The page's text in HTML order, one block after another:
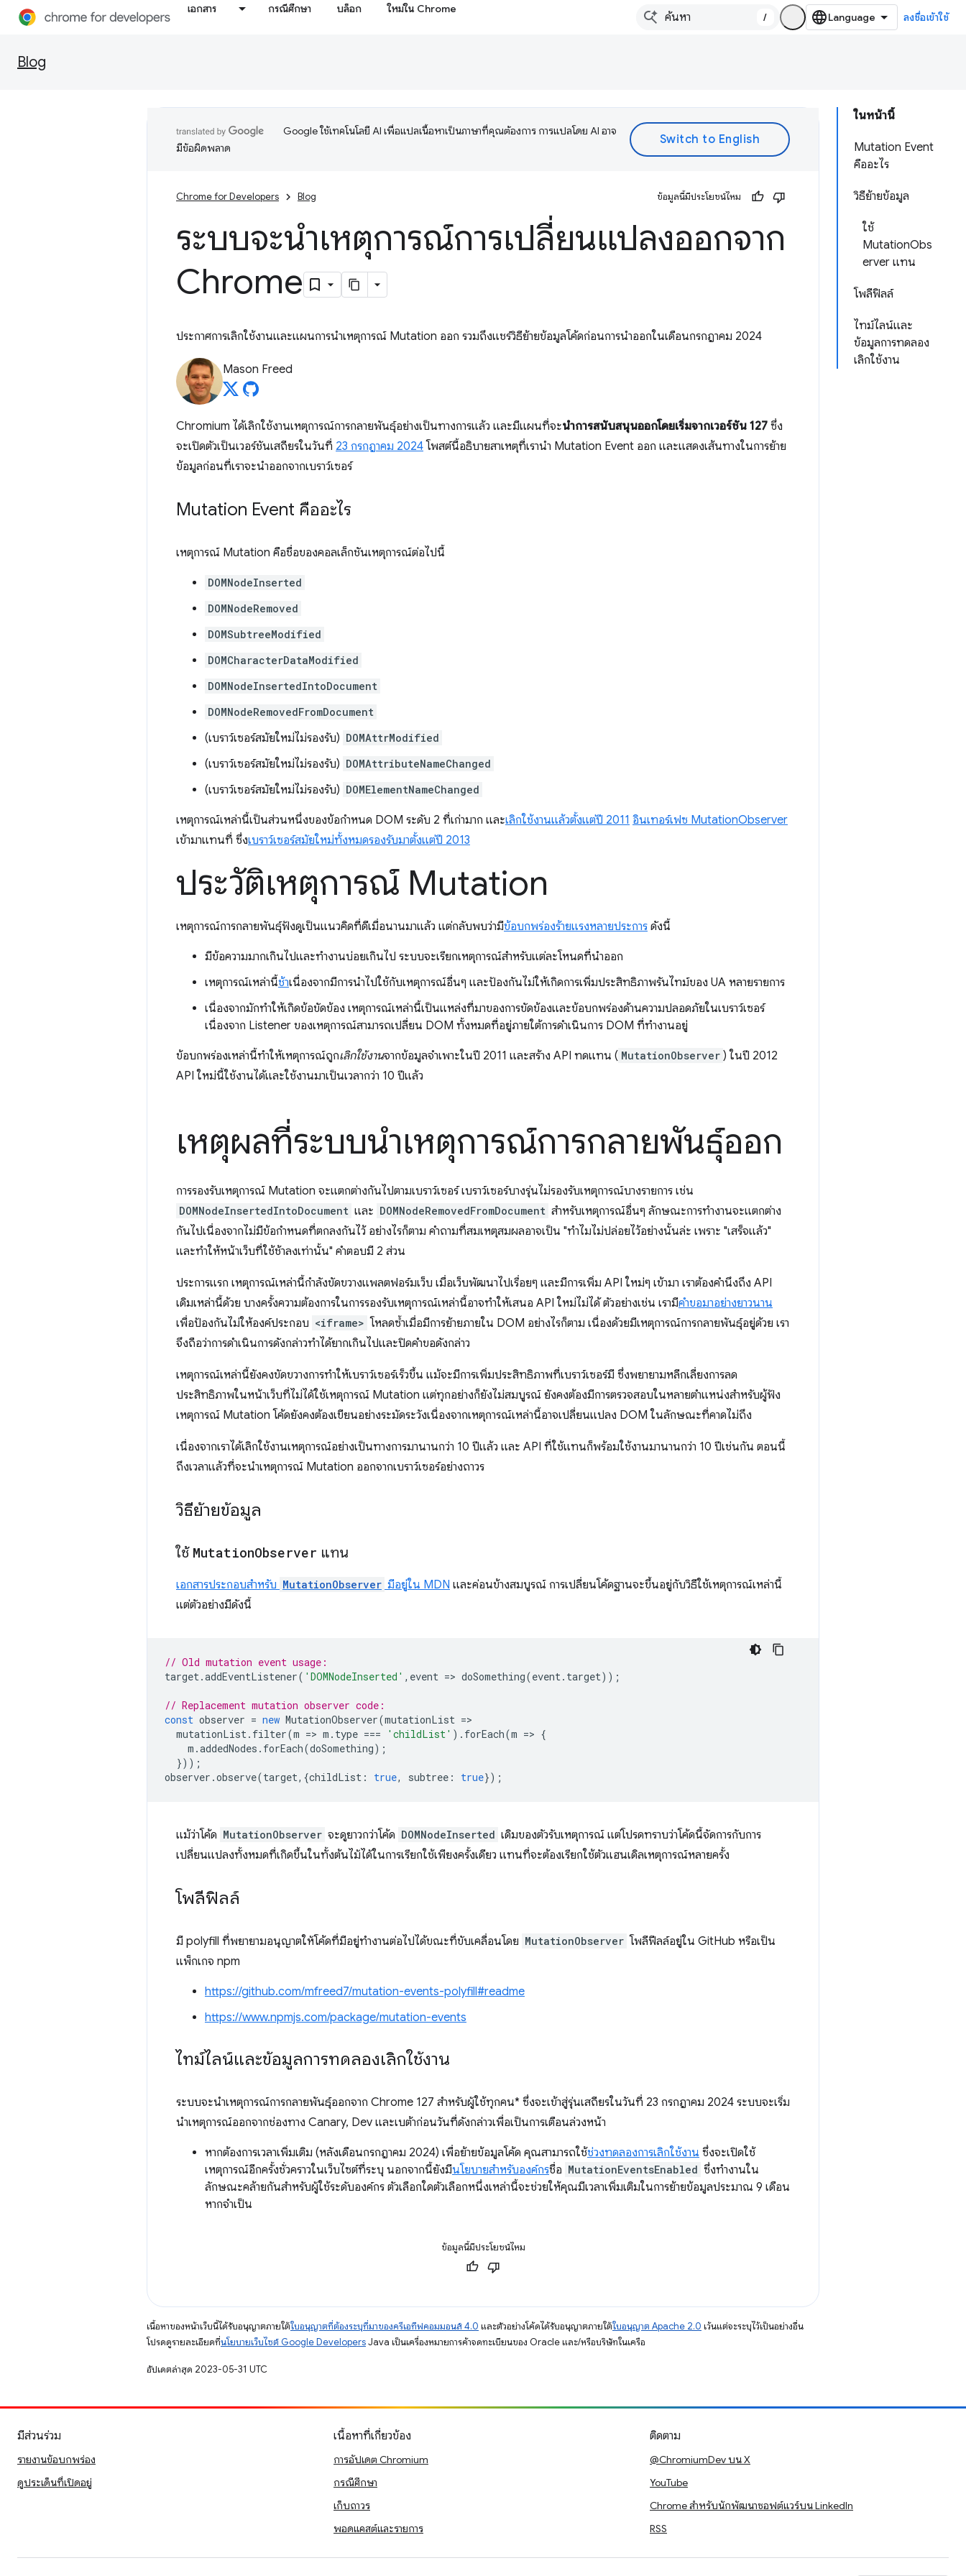
เอกสาร กรณีศึกษา บล็อก ใหม่ใน Chrome
/ ลงชื่อเข้าใช้
Blog
ในหน้านี้
Mutation Event
คืออะไร
วิธีย้ายข้อมูล
ใช้
MutationObs
erver แทน
โพลีฟิลล์
ไทม์ไลน์และ
ข้อมูลการทดลอง
เลิกใช้งาน
Google ใช้เทคโนโลยี AI เพื่อแปลเนื้อหาเป็นภาษาที่คุณต้องการ การแปลโดย AI อาจ
มีข้อผิดพลาด
Chrome for Developers Blog ข้อมูลนี้มีประโยชน์ไหม
ระบบจะนำเหตุการณ์การเปลี่ยนแปลงออกจาก
Chrome
ประกาศการเลิกใช้งานและแผนการนําเหตุการณ์ Mutation ออก รวมถึงแชร์วิธีย้ายข้อมูลโค้ดก่อนการนําออกในเดือนกรกฎาคม 2024
Mason Freed
Chromium ได้เลิกใช้งานเหตุการณ์การกลายพันธุ์อย่างเป็นทางการแล้ว และมีแผนที่จะนำการสนับสนุนออกโดยเริ่มจากเวอร์ชัน 127 ซึ่ง
จะเปิดตัวเป็นเวอร์ชันเสถียรในวันที่ 23 กรกฎาคม 2024 โพสต์นี้อธิบายสาเหตุที่เรานํา Mutation Event ออก และแสดงเส้นทางในการย้าย
ข้อมูลก่อนที่เราจะนําออกจากเบราว์เซอร์
Mutation Event คืออะไร
เหตุการณ์ Mutation คือชื่อของคอลเล็กชันเหตุการณ์ต่อไปนี้
DOMNodeInserted
DOMNodeRemoved
DOMSubtreeModified
DOMCharacterDataModified
DOMNodeInsertedIntoDocument
DOMNodeRemovedFromDocument
(เบราว์เซอร์สมัยใหม่ไม่รองรับ) DOMAttrModified
(เบราว์เซอร์สมัยใหม่ไม่รองรับ) DOMAttributeNameChanged
(เบราว์เซอร์สมัยใหม่ไม่รองรับ) DOMElementNameChanged
เหตุการณ์เหล่านี้เป็นส่วนหนึ่งของข้อกําหนด DOM ระดับ 2 ที่เก่ามาก และเลิกใช้งานแล้วตั้งแต่ปี 2011 อินเทอร์เฟซ MutationObserver
เข้ามาแทนที่ ซึ่งเบราว์เซอร์สมัยใหม่ทั้งหมดรองรับมาตั้งแต่ปี 2013
ประวัติเหตุการณ์ Mutation
เหตุการณ์การกลายพันธุ์ฟังดูเป็นแนวคิดที่ดีเมื่อนานมาแล้ว แต่กลับพบว่ามีข้อบกพร่องร้ายแรงหลายประการ ดังนี้
มีข้อความมากเกินไปและทำงานบ่อยเกินไป ระบบจะเรียกเหตุการณ์สําหรับแต่ละโหนดที่นําออก
เหตุการณ์เหล่านี้ช้าเนื่องจากมีการนำไปใช้กับเหตุการณ์อื่นๆ และป้องกันไม่ให้เกิดการเพิ่มประสิทธิภาพรันไทม์ของ UA หลายรายการ
เนื่องจากมักทำให้เกิดข้อขัดข้อง เหตุการณ์เหล่านี้เป็นแหล่งที่มาของการขัดข้องและข้อบกพร่องด้านความปลอดภัยในเบราว์เซอร์
เนื่องจาก Listener ของเหตุการณ์สามารถเปลี่ยน DOM ทั้งหมดที่อยู่ภายใต้การดำเนินการ DOM ที่ทำงานอยู่
ข้อบกพร่องเหล่านี้ทําให้เหตุการณ์ถูกเลิกใช้งานจากข้อมูลจำเพาะในปี 2011 และสร้าง API ทดแทน ( MutationObserver ) ในปี 2012
API ใหม่นี้ใช้งานได้และใช้งานมาเป็นเวลากว่า 10 ปีแล้ว
เหตุผลที่ระบบนําเหตุการณ์การกลายพันธุ์ออก
การรองรับเหตุการณ์ Mutation จะแตกต่างกันไปตามเบราว์เซอร์ เบราว์เซอร์บางรุ่นไม่รองรับเหตุการณ์บางรายการ เช่น
DOMNodeInsertedIntoDocument และ DOMNodeRemovedFromDocument สำหรับเหตุการณ์อื่นๆ ลักษณะการทำงานจะแตกต่าง
กันไปเนื่องจากไม่มีข้อกำหนดที่ตกลงกันไว้ อย่างไรก็ตาม คำถามที่สมเหตุสมผลอาจเป็น "ทำไมไม่ปล่อยไว้อย่างนั้นล่ะ เพราะ "เสร็จแล้ว"
และทำให้หน้าเว็บที่ใช้ช้าลงเท่านั้น" คำตอบมี 2 ส่วน
ประการแรก เหตุการณ์เหล่านี้กําลังขัดขวางแพลตฟอร์มเว็บ เมื่อเว็บพัฒนาไปเรื่อยๆ และมีการเพิ่ม API ใหม่ๆ เข้ามา เราต้องคำนึงถึง API
เดิมเหล่านี้ด้วย บางครั้งความต้องการในการรองรับเหตุการณ์เหล่านี้อาจทำให้เสนอ API ใหม่ไม่ได้ ตัวอย่างเช่น เรามีคำขอมาอย่างยาวนาน
เพื่อป้องกันไม่ให้องค์ประกอบ <iframe> โหลดซ้ำเมื่อมีการย้ายภายใน DOM อย่างไรก็ตาม เนื่องด้วยมีเหตุการณ์การกลายพันธุ์อยู่ด้วย เรา
จึงถือว่าการดำเนินการดังกล่าวทำได้ยากเกินไปและปิดคำขอดังกล่าว
เหตุการณ์เหล่านี้ยังคงขัดขวางการทำให้เบราว์เซอร์เร็วขึ้น แม้จะมีการเพิ่มประสิทธิภาพที่เบราว์เซอร์มี ซึ่งพยายามหลีกเลี่ยงการลด
ประสิทธิภาพในหน้าเว็บที่ไม่ได้ใช้เหตุการณ์ Mutation แต่ทุกอย่างก็ยังไม่สมบูรณ์ ยังคงต้องมีการตรวจสอบในหลายตำแหน่งสำหรับผู้ฟัง
เหตุการณ์ Mutation โค้ดยังคงต้องเขียนอย่างระมัดระวังเนื่องจากเหตุการณ์เหล่านี้อาจเปลี่ยนแปลง DOM ในลักษณะที่คาดไม่ถึง
เนื่องจากเราได้เลิกใช้งานเหตุการณ์อย่างเป็นทางการมานานกว่า 10 ปีแล้ว และ API ที่ใช้แทนก็พร้อมใช้งานมานานกว่า 10 ปีเช่นกัน ตอนนี้
ถึงเวลาแล้วที่จะนําเหตุการณ์ Mutation ออกจากเบราว์เซอร์อย่างถาวร
วิธีย้ายข้อมูล
ใช้ MutationObserver แทน
เอกสารประกอบสำหรับ MutationObserver มีอยู่ใน MDN และค่อนข้างสมบูรณ์ การเปลี่ยนโค้ดฐานจะขึ้นอยู่กับวิธีใช้เหตุการณ์เหล่านี้
แต่ตัวอย่างมีดังนี้
// Old mutation event usage:
target.addEventListener( 'DOMNodeInserted' , event => doSomething(event. target));
// Replacement mutation observer code:
const observer = new MutationObserver(mutationList =>
mutationList. filter(m => m . type === 'childList' ). forEach(m => {
m .addedNodes . forEach(doSomething);
}));
observer .observe(target,{childList : true, subtree : true});
แม้ว่าโค้ด MutationObserver จะดูยาวกว่าโค้ด DOMNodeInserted เดิมของตัวรับเหตุการณ์ แต่โปรดทราบว่าโค้ดนี้จัดการกับการ
เปลี่ยนแปลงทั้งหมดที่เกิดขึ้นในทั้งต้นไม้ได้ในการเรียกใช้เพียงครั้งเดียว แทนที่จะต้องเรียกใช้ตัวแฮนเดิลเหตุการณ์หลายครั้ง
โพลีฟิลล์
มี polyfill ที่พยายามอนุญาตให้โค้ดที่มีอยู่ทํางานต่อไปได้ขณะที่ขับเคลื่อนโดย MutationObserver โพลีฟีลล์อยู่ใน GitHub หรือเป็น
แพ็กเกจ npm
https://github.com/mfreed7/mutation-events-polyfill#readme
https://www.npmjs.com/package/mutation-events
ไทม์ไลน์และข้อมูลการทดลองเลิกใช้งาน
ระบบจะนำเหตุการณ์การกลายพันธุ์ออกจาก Chrome 127 สำหรับผู้ใช้ทุกคน* ซึ่งจะเข้าสู่รุ่นเสถียรในวันที่ 23 กรกฎาคม 2024 ระบบจะเริ่ม
นําเหตุการณ์ออกจากช่องทาง Canary, Dev และเบต้าก่อนวันที่ดังกล่าวเพื่อเป็นการเตือนล่วงหน้า
หากต้องการเวลาเพิ่มเติม (หลังเดือนกรกฎาคม 2024) เพื่อย้ายข้อมูลโค้ด คุณสามารถใช้ช่วงทดลองการเลิกใช้งาน ซึ่งจะเปิดใช้
เหตุการณ์อีกครั้งชั่วคราวในเว็บไซต์ที่ระบุ นอกจากนี้ยังมีนโยบายสำหรับองค์กรชื่อ MutationEventsEnabled ซึ่งทำงานใน
ลักษณะคล้ายกันสำหรับผู้ใช้ระดับองค์กร ตัวเลือกใดตัวเลือกหนึ่งเหล่านี้จะช่วยให้คุณมีเวลาเพิ่มเติมในการย้ายข้อมูลประมาณ 9 เดือน
หากจำเป็น
ข้อมูลนี้มีประโยชน์ไหม
เนื้อหาของหน้าเว็บนี้ได้รับอนุญาตภายใต้ใบอนุญาตที่ต้องระบุที่มาของครีเอทีฟคอมมอนส์ 4.0 และตัวอย่างโค้ดได้รับอนุญาตภายใต้ใบอนุญาต Apache 2.0 เว้นแต่จะระบุไว้เป็นอย่างอื่น
โปรดดูรายละเอียดที่นโยบายเว็บไซต์ Google DevelopersJava เป็นเครื่องหมายการค้าจดทะเบียนของ Oracle และ/หรือบริษัทในเครือ
อัปเดตล่าสุด 2023-05-31 UTC
มีส่วนร่วม
รายงานข้อบกพร่อง
ดูประเด็นที่เปิดอยู่
เนื้อหาที่เกี่ยวข้อง
การอัปเดต Chromium
กรณีศึกษา
เก็บถาวร
พอดแคสต์และรายการ
ติดตาม
@ChromiumDev บน X
YouTube
Chrome สำหรับนักพัฒนาซอฟต์แวร์บน LinkedIn
RSS